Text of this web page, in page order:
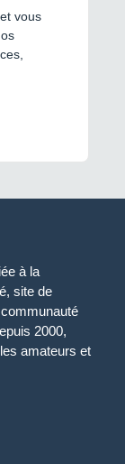
vous
à la
site de
2000,
amateurs et